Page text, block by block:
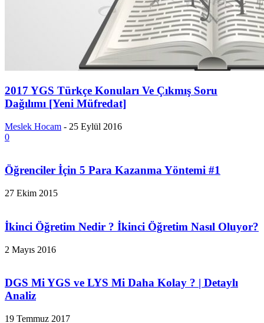
2017 YGS Türkçe Konuları Ve Çıkmış Soru
Dağılımı [Yeni Müfredat]
Meslek Hocam - 25 Eylül 2016
0
Öğrenciler İçin 5 Para Kazanma Yöntemi #1
27 Ekim 2015
İkinci Öğretim Nedir ? İkinci Öğretim Nasıl Oluyor?
2 Mayıs 2016
DGS Mi YGS ve LYS Mi Daha Kolay ? | Detaylı
Analiz
19 Temmuz 2017